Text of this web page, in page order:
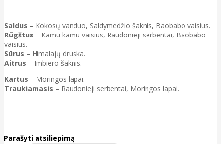
Saldus – Kokosų vanduo, Saldymedžio šaknis, Baobabo vaisius.
Rūgštus – Kamu kamu vaisius, Raudonieji serbentai, Baobabo
vaisius.
Sūrus – Himalajų druska.
Aitrus – Imbiero šaknis.
Kartus – Moringos lapai.
Traukiamasis – Raudonieji serbentai, Moringos lapai.
Parašyti atsiliepimą